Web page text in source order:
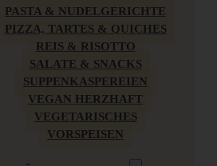
PASTA & NUDELGERICHTE
PIZZA, TARTES & QUICHES
REIS & RISOTTO
SALATE & SNACKS
SUPPENKASPEREIEN
VEGAN HERZHAFT
VEGETARISCHES
VORSPEISEN